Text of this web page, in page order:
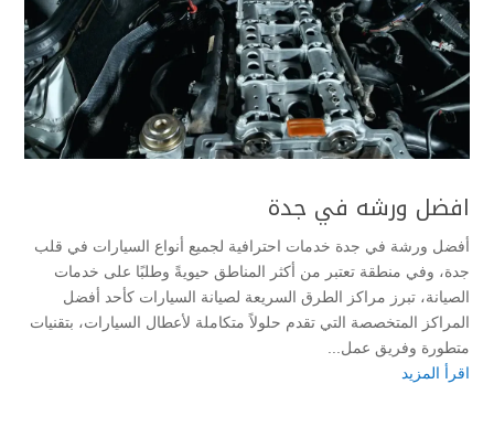
افضل ورشه في جدة
أفضل ورشة في جدة خدمات احترافية لجميع أنواع السيارات في قلب
جدة، وفي منطقة تعتبر من أكثر المناطق حيويةً وطلبًا على خدمات
الصيانة، تبرز مراكز الطرق السريعة لصيانة السيارات كأحد أفضل
المراكز المتخصصة التي تقدم حلولاً متكاملة لأعطال السيارات، بتقنيات
متطورة وفريق عمل...
اقرأ المزيد